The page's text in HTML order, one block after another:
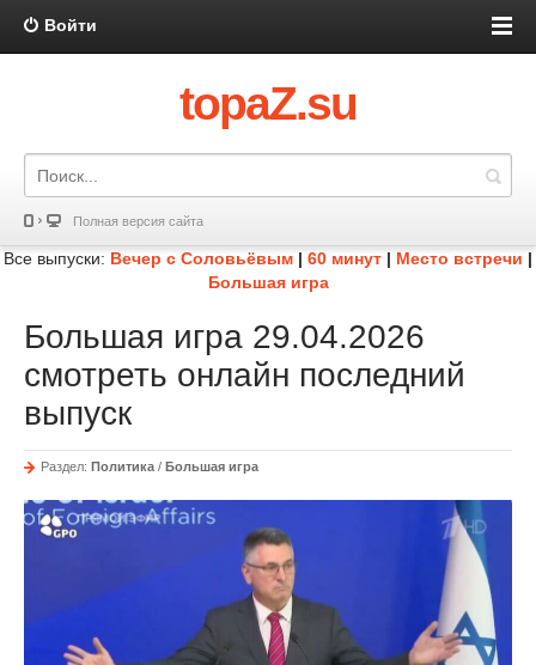
Войти
topaZ.su
Полная версия сайта
Все выпуски: Вечер с Соловьёвым | 60 минут | Место встречи |
Большая игра
Большая игра 29.04.2026
смотреть онлайн последний
выпуск
Раздел: Политика / Большая игра